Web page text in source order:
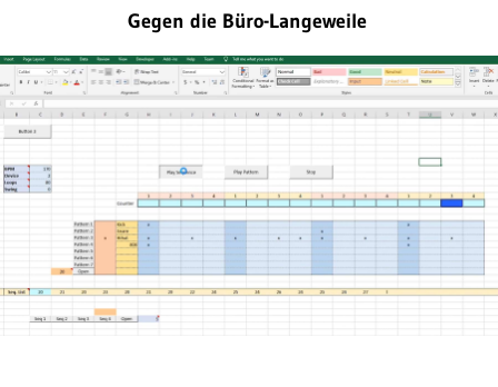
Gegen die Büro-Langeweile